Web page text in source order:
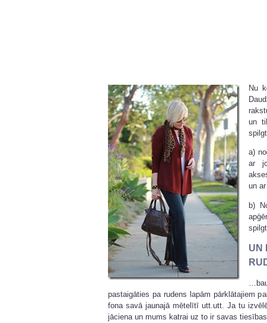
Nu
un
a)
ar
un
b)
UN
pastaigāties pa rudens lapām pārklātajiem
fona savā jaunajā mētelītī utt.utt. Ja tu
jāciena un mums katrai uz to ir savas